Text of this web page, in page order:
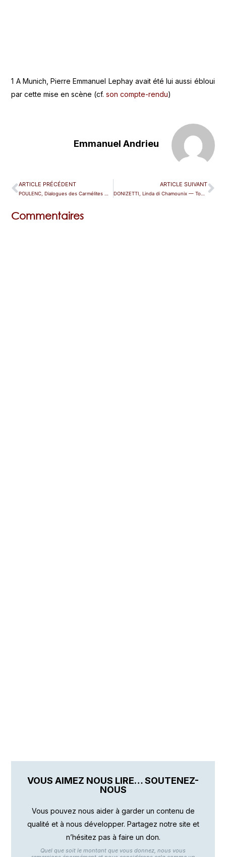
1 A Munich, Pierre Emmanuel Lephay avait été lui aussi ébloui
par cette mise en scène (cf.son compte-rendu)
Emmanuel Andrieu
ARTICLE PRÉCÉDENT ARTICLE SUIVANT
DONIZETTI, Linda di Chamounix — Toulon
Commentaires
VOUS AIMEZ NOUS LIRE… SOUTENEZ-
NOUS
Vous pouvez nous aider à garder un contenu de
qualité et à nous développer. Partagez notre site et
n’hésitez pas à faire un don.
Quel que soit le montant que vous donnez, nous vous